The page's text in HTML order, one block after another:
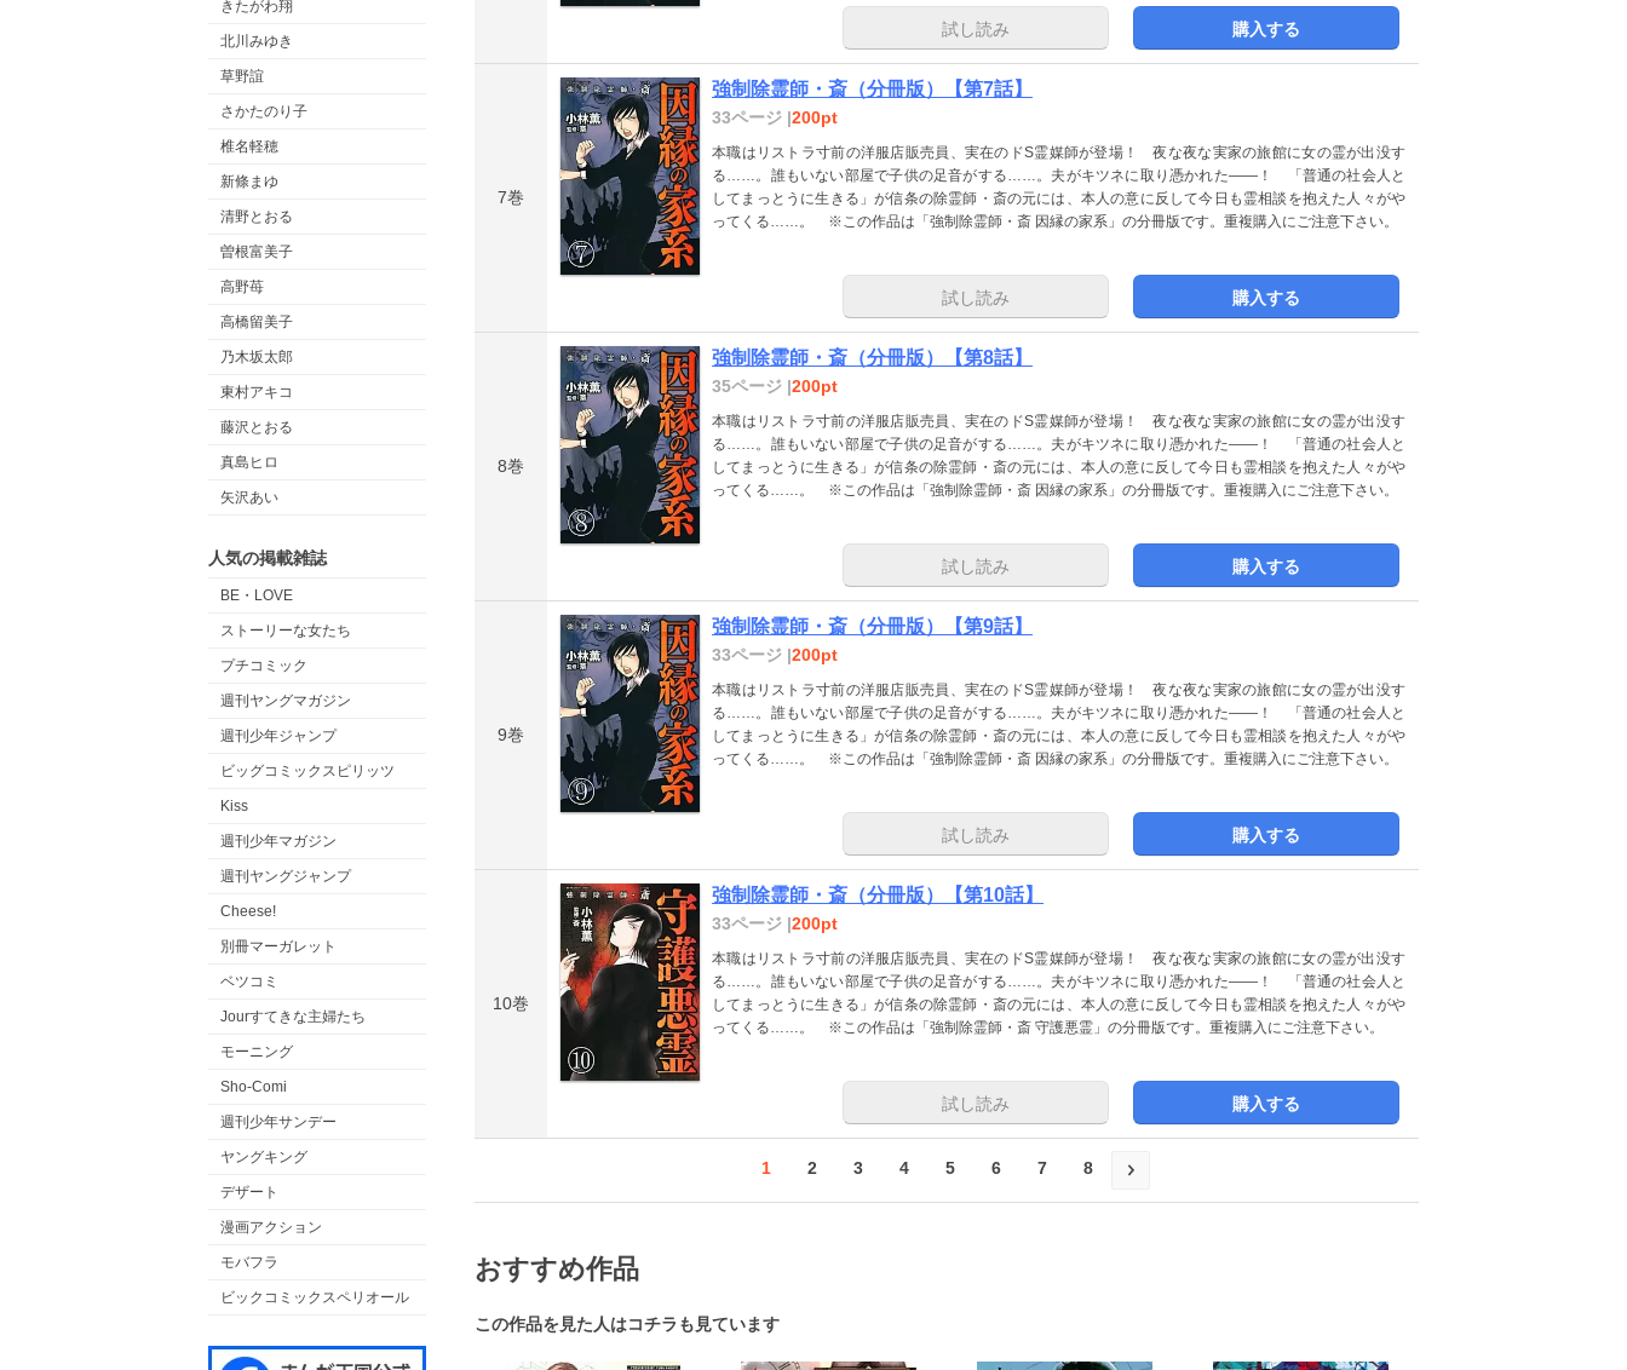
きたがわ翔
北川みゆき
草野誼
さかたのり子
椎名軽穂
新條まゆ
清野とおる
曽根富美子
高野苺
高橋留美子
乃木坂太郎
東村アキコ
藤沢とおる
真島ヒロ
矢沢あい
人気の掲載雑誌
BE・LOVE
ストーリーな女たち
プチコミック
週刊ヤングマガジン
週刊少年ジャンプ
ビッグコミックスピリッツ
Kiss
週刊少年マガジン
週刊ヤングジャンプ
Cheese!
別冊マーガレット
ベツコミ
Jourすてきな主婦たち
モーニング
Sho-Comi
週刊少年サンデー
ヤングキング
デザート
漫画アクション
モバフラ
ビックコミックスペリオール
試し読み 購入する
7巻
強制除霊師・斎（分冊版）【第7話】
33ページ |200pt
本職はリストラ寸前の洋服店販売員、実在のドS霊媒師が登場！ 夜な夜な実家の旅館に女の霊が出没す
る……。誰もいない部屋で子供の足音がする……。夫がキツネに取り憑かれた――！ 「普通の社会人と
してまっとうに生きる」が信条の除霊師・斎の元には、本人の意に反して今日も霊相談を抱えた人々がや
ってくる……。 ※この作品は「強制除霊師・斎 因縁の家系」の分冊版です。重複購入にご注意下さい。
試し読み 購入する
8巻
強制除霊師・斎（分冊版）【第8話】
35ページ |200pt
本職はリストラ寸前の洋服店販売員、実在のドS霊媒師が登場！ 夜な夜な実家の旅館に女の霊が出没す
る……。誰もいない部屋で子供の足音がする……。夫がキツネに取り憑かれた――！ 「普通の社会人と
してまっとうに生きる」が信条の除霊師・斎の元には、本人の意に反して今日も霊相談を抱えた人々がや
ってくる……。 ※この作品は「強制除霊師・斎 因縁の家系」の分冊版です。重複購入にご注意下さい。
試し読み 購入する
9巻
強制除霊師・斎（分冊版）【第9話】
33ページ |200pt
本職はリストラ寸前の洋服店販売員、実在のドS霊媒師が登場！ 夜な夜な実家の旅館に女の霊が出没す
る……。誰もいない部屋で子供の足音がする……。夫がキツネに取り憑かれた――！ 「普通の社会人と
してまっとうに生きる」が信条の除霊師・斎の元には、本人の意に反して今日も霊相談を抱えた人々がや
ってくる……。 ※この作品は「強制除霊師・斎 因縁の家系」の分冊版です。重複購入にご注意下さい。
試し読み 購入する
10巻
強制除霊師・斎（分冊版）【第10話】
33ページ |200pt
本職はリストラ寸前の洋服店販売員、実在のドS霊媒師が登場！ 夜な夜な実家の旅館に女の霊が出没す
る……。誰もいない部屋で子供の足音がする……。夫がキツネに取り憑かれた――！ 「普通の社会人と
してまっとうに生きる」が信条の除霊師・斎の元には、本人の意に反して今日も霊相談を抱えた人々がや
ってくる……。 ※この作品は「強制除霊師・斎 守護悪霊」の分冊版です。重複購入にご注意下さい。
試し読み 購入する
1 2 3 4 5 6 7 8
おすすめ作品
この作品を見た人はコチラも見ています